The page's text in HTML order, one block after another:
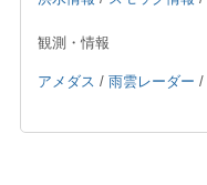
観測・情報
アメダス / 雨雲レーダー /